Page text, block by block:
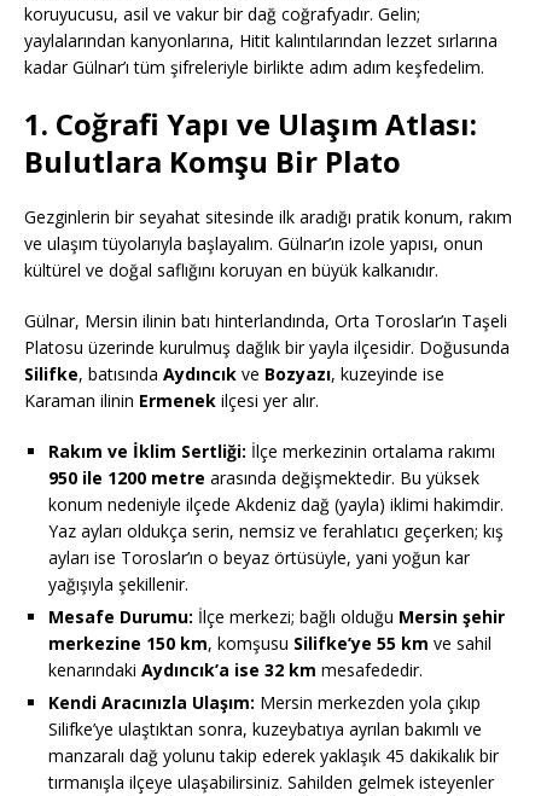
koruyucusu, asil ve vakur bir dağ coğrafyadır. Gelin;
yaylalarından kanyonlarına, Hitit kalıntılarından lezzet sırlarına
kadar Gülnar’ı tüm şifreleriyle birlikte adım adım keşfedelim.
1. Coğrafi Yapı ve Ulaşım Atlası:
Bulutlara Komşu Bir Plato
Gezginlerin bir seyahat sitesinde ilk aradığı pratik konum, rakım
ve ulaşım tüyolarıyla başlayalım. Gülnar’ın izole yapısı, onun
kültürel ve doğal saflığını koruyan en büyük kalkanıdır.
Gülnar, Mersin ilinin batı hinterlandında, Orta Toroslar’ın Taşeli
Platosu üzerinde kurulmuş dağlık bir yayla ilçesidir. Doğusunda
Silifke, batısında Aydıncık ve Bozyazı, kuzeyinde ise
Karaman ilinin Ermenek ilçesi yer alır.
Rakım ve İklim Sertliği: İlçe merkezinin ortalama rakımı
950 ile 1200 metre arasında değişmektedir. Bu yüksek
konum nedeniyle ilçede Akdeniz dağ (yayla) iklimi hakimdir.
Yaz ayları oldukça serin, nemsiz ve ferahlatıcı geçerken; kış
ayları ise Toroslar’ın o beyaz örtüsüyle, yani yoğun kar
yağışıyla şekillenir.
Mesafe Durumu: İlçe merkezi; bağlı olduğu Mersin şehir
merkezine 150 km, komşusu Silifke’ye 55 km ve sahil
kenarındaki Aydıncık’a ise 32 km mesafededir.
Kendi Aracınızla Ulaşım: Mersin merkezden yola çıkıp
Silifke’ye ulaştıktan sonra, kuzeybatıya ayrılan bakımlı ve
manzaralı dağ yolunu takip ederek yaklaşık 45 dakikalık bir
tırmanışla ilçeye ulaşabilirsiniz. Sahilden gelmek isteyenler